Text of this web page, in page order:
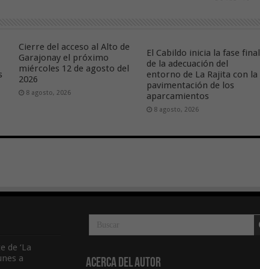
Cierre del acceso al Alto de
Garajonay el próximo
miércoles 12 de agosto del
2026
8 agosto, 2026
El Cabildo inicia la fase final
de la adecuación del
entorno de La Rajita con la
pavimentación de los
aparcamientos
8 agosto, 2026
de ‘La
a
Acerca del Autor